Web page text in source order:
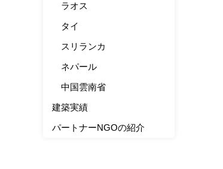
ラオス
タイ
スリランカ
ネパール
中国雲南省
建築実績
パートナーNGOの紹介